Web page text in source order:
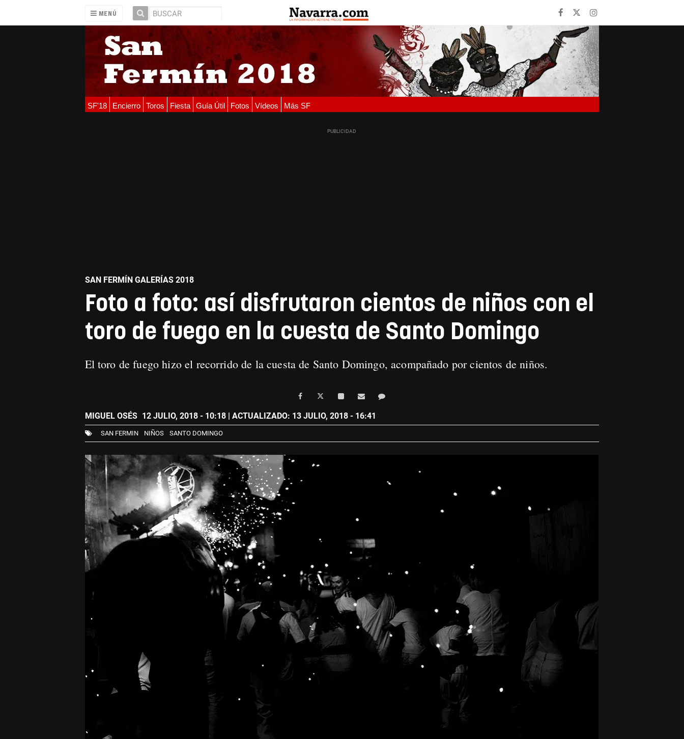
MENÚ
SF'18 Encierro Toros Fiesta Guía Útil Fotos Vídeos Más SF
SAN FERMÍN GALERÍAS 2018
Foto a foto: así disfrutaron cientos de niños con el
toro de fuego en la cuesta de Santo Domingo
El toro de fuego hizo el recorrido de la cuesta de Santo Domingo, acompañado por cientos de niños.
MIGUEL OSÉS 12 JULIO, 2018 - 10:18| ACTUALIZADO: 13 JULIO, 2018 - 16:41
SAN FERMIN NIÑOS SANTO DOMINGO